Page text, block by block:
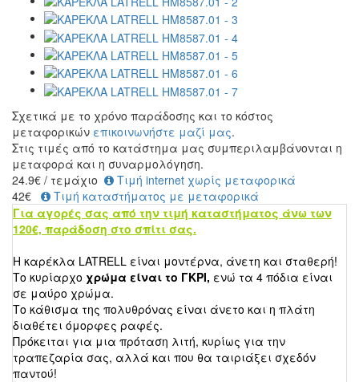
Σχετικά με το χρόνο παράδοσης και το κόστος
μεταφορικών επικοινωνήστε μαζί μας.
Στις τιμές από το κατάστημα μας συμπεριλαμβάνονται η
μεταφορά και η συναρμολόγηση.
24.9€ / τεμάχιο
Τιμή internet χωρίς μεταφορικά
42€
Τιμή καταστήματος με μεταφορικά
Για αγορές σας από την τιμή καταστήματος άνω των
120€, παράδοση στο σπίτι σας.
Η καρέκλα LATRELL είναι μοντέρνα, άνετη και σταθερή!
Το κυρίαρχο χρώμα είναι το ΓΚΡΙ, ενώ τα 4 πόδια είναι
σε μαύρο χρώμα.
Το κάθισμα της πολυθρόνας είναι άνετο και η πλάτη
διαθέτει όμορφες ραφές.
Πρόκειται για μια πρόταση λιτή, κυρίως για την
τραπεζαρία σας, αλλά και που θα ταιριάξει σχεδόν
παντού!